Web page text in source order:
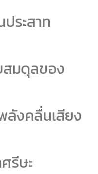
ประสาท
สมดุลของ
ลังคลื่นเสียง
รีษะ